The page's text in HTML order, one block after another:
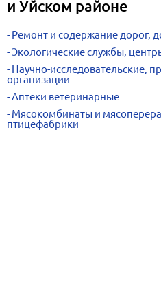
и Уйском районе
Ремонт и содержание дорог,
Экологические службы,
Научно-исследовательские,
организации
Аптеки ветеринарные
Мясокомбинаты и
птицефабрики